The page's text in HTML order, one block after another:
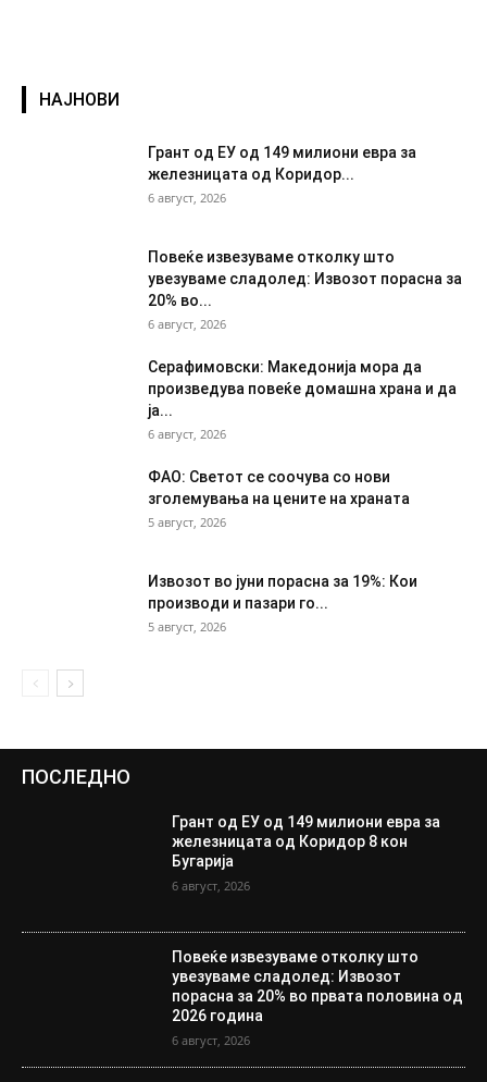
НАЈНОВИ
Грант од ЕУ од 149 милиони евра за
железницата од Коридор...
6 август, 2026
Повеќе извезуваме отколку што
увезуваме сладолед: Извозот порасна за
20% во...
6 август, 2026
Серафимовски: Македонија мора да
произведува повеќе домашна храна и да
ја...
6 август, 2026
ФАО: Светот се соочува со нови
зголемувања на цените на храната
5 август, 2026
Извозот во јуни порасна за 19%: Кои
производи и пазари го...
5 август, 2026
ПОСЛЕДНО
Грант од ЕУ од 149 милиони евра за
железницата од Коридор 8 кон
Бугарија
6 август, 2026
Повеќе извезуваме отколку што
увезуваме сладолед: Извозот
порасна за 20% во првата половина од
2026 година
6 август, 2026